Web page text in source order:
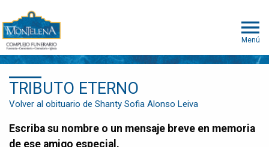
Menú
TRIBUTO ETERNO
Volver al obituario de Shanty Sofia Alonso Leiva
Escriba su nombre o un mensaje breve en memoria
de ese amigo especial.